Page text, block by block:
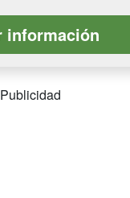
Publicidad